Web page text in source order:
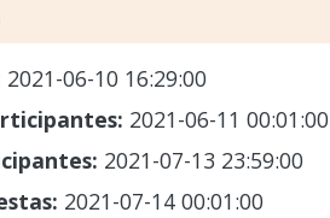
2021-06-10 16:29:00
2021-06-11 00:01:00
2021-07-13 23:59:00
2021-07-14 00:01:00